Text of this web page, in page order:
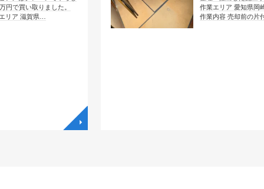
りました。
…
作業エリア 愛知県岡崎市大西
作業内容 売却前の片付け …